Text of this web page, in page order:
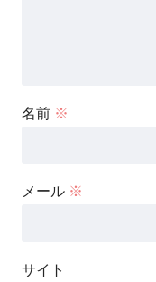
名前 ※
メール ※
サイト